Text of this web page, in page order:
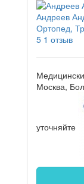
Андреев
Ортопед,
5 1 отзыв
Москва,
уточняйте